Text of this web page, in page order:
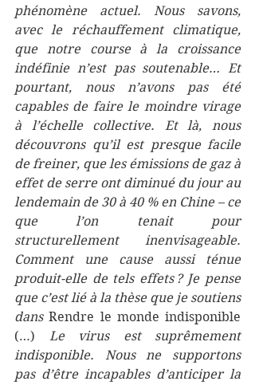
phénomène actuel. Nous savons,
avec le réchauffement climatique,
que notre course à la croissance
indéfinie n’est pas soutenable… Et
pourtant, nous n’avons pas été
capables de faire le moindre virage
à l’échelle collective. Et là, nous
découvrons qu’il est presque facile
de freiner, que les émissions de gaz à
effet de serre ont diminué du jour au
lendemain de 30 à 40 % en Chine – ce
que l’on tenait pour
structurellement inenvisageable.
Comment une cause aussi ténue
produit-elle de tels effets ? Je pense
que c’est lié à la thèse que je soutiens
dans Rendre le monde indisponible
(…) Le virus est suprêmement
indisponible. Nous ne supportons
pas d’être incapables d’anticiper la